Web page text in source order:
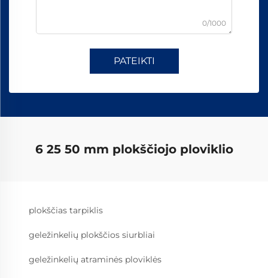
0/1000
PATEIKTI
6 25 50 mm plokščiojo ploviklio
plokščias tarpiklis
geležinkelių plokščios siurbliai
geležinkelių atraminės ploviklės